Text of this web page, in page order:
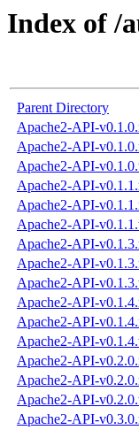
Index of /
Parent Directory
Apache2-API-
Apache2-API-
Apache2-API-
Apache2-API-
Apache2-API-
Apache2-API-
Apache2-API-
Apache2-API-
Apache2-API-
Apache2-API-
Apache2-API-
Apache2-API-
Apache2-API-
Apache2-API-
Apache2-API-
Apache2-API-